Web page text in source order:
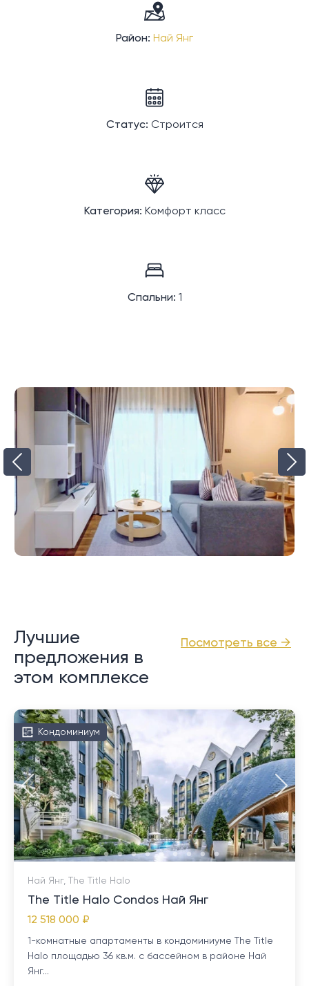
Район: Най Янг
Статус: Строится
Категория: Комфорт класс
Спальни: 1
Посмотреть все →
Лучшие
предложения в
этом комплексе
Кондоминиум
Най Янг, The Title Halo
The Title Halo Condos Най Янг
12 518 000 ₽
1-комнатные апартаменты в кондоминиуме The Title
Halo площадью 36 кв.м. с бассейном в районе Най
Янг...